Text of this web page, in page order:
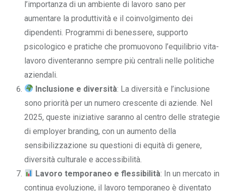
l’importanza di un ambiente di lavoro sano per
aumentare la produttività e il coinvolgimento dei
dipendenti. Programmi di benessere, supporto
psicologico e pratiche che promuovono l’equilibrio vita-
lavoro diventeranno sempre più centrali nelle politiche
aziendali.
Inclusione e diversità: La diversità e l’inclusione
sono priorità per un numero crescente di aziende. Nel
2025, queste iniziative saranno al centro delle strategie
di employer branding, con un aumento della
sensibilizzazione su questioni di equità di genere,
diversità culturale e accessibilità.
Lavoro temporaneo e flessibilità: In un mercato in
continua evoluzione, il lavoro temporaneo è diventato